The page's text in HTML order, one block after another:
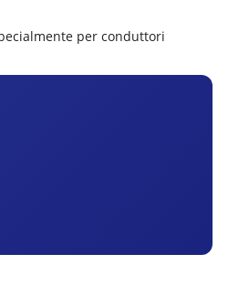
per conduttori